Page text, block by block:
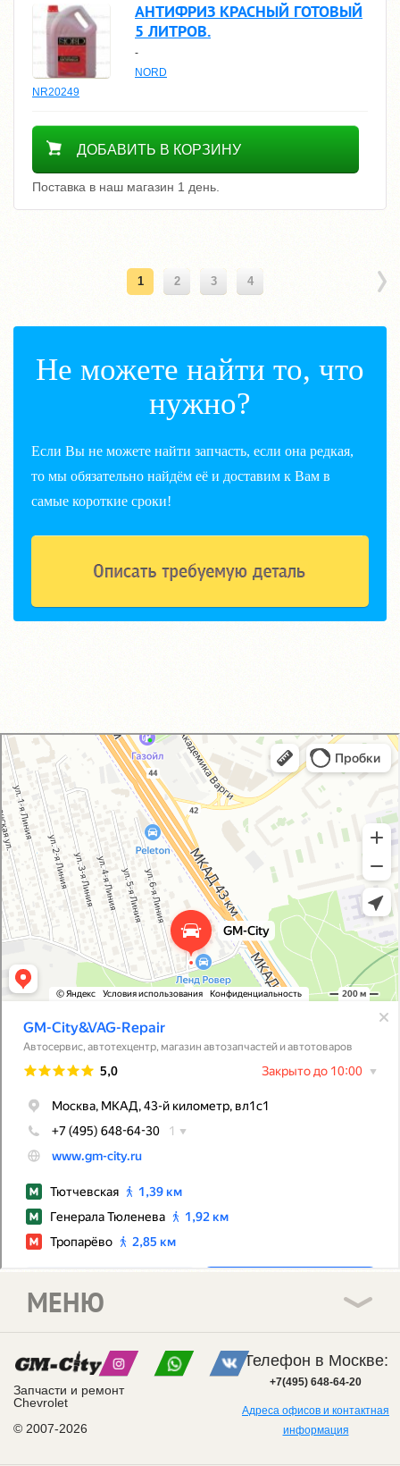
АНТИФРИЗ КРАСНЫЙ ГОТОВЫЙ
5 ЛИТРОВ.
-
NORD
NR20249
1600
ДОБАВИТЬ В КОРЗИНУ
Поставка в наш магазин 1 день.
1 2 3 4
Не можете найти то, что
нужно?
Если Вы не можете найти запчасть, если она редкая,
то мы обязательно найдём её и доставим к Вам в
самые короткие сроки!
GM-City&VAG-Repair
Автосервис, автотехцентр в Москве
Магазин автозапчастей и автотоваров в Москве
Запчасти и ремонт
Chevrolet
© 2007-2026
МЕНЮ
Телефон в Москве:
+7(495) 648-64-20
Адреса офисов и контактная
информация